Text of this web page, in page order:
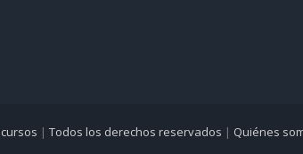
| Todos los derechos reservados | Quiénes